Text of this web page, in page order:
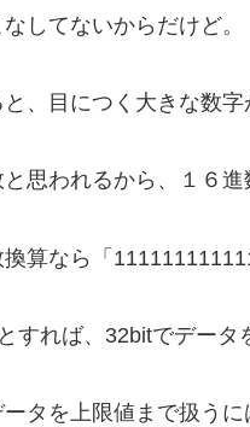
してないからだけど。
、目につく大きな数字
思われるから、１６進
算なら「
すれば、32bitでデータ
タを上限値まで扱う